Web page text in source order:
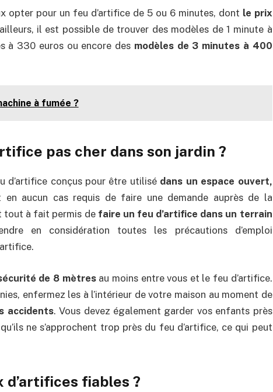
opter pour un feu d’artifice de 5 ou 6 minutes, dont le prix
il est possible de trouver des modèles de 1 minute à
à 330 euros ou encore des modèles de 3 minutes à 400
à fumée ?
pas cher dans son jardin ?
d’artifice conçus pour être utilisé dans un espace ouvert,
en aucun cas requis de faire une demande auprès de la
tout à fait permis de faire un feu d’artifice dans un terrain
en considération toutes les précautions d’emploi
de 8 mètresau moins entre vous et le feu d’artifice.
enfermez les à l’intérieur de votre maison au moment de
accidents. Vous devez également garder vos enfants près
ne s’approchent trop près du feu d’artifice, ce qui peut
d’artifices fiables ?